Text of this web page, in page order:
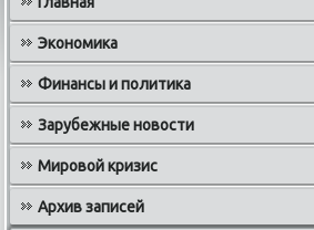
Экономика
Финансы и политика
Зарубежные новости
Мировой кризис
Архив записей